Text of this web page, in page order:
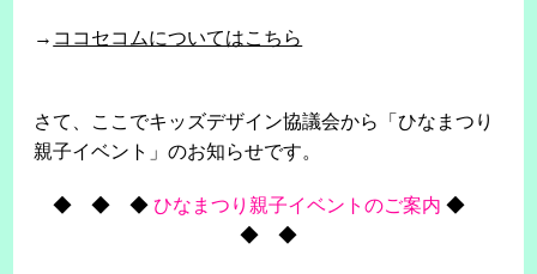
→ ココセコムについてはこちら
さて、ここでキッズデザイン協議会から「ひなまつり
親子イベント」のお知らせです。
◆ ◆ ◆ ひなまつり親子イベントのご案内 ◆
◆ ◆